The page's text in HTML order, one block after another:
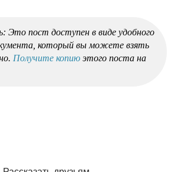
Это пост доступен в виде удобного
который вы можете взять
Получите копию этого поста на